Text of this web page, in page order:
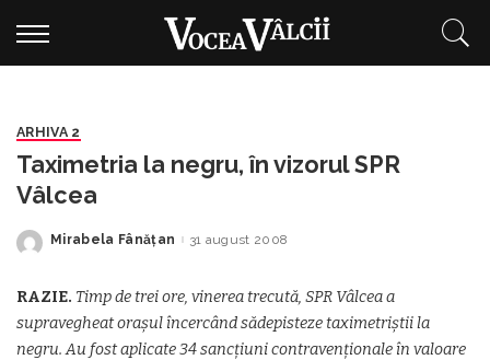
ARHIVA 2
Taximetria la negru, în vizorul SPR
Vâlcea
Posted
Mirabela Fânăţan 31 august 2008
RAZIE. Timp de trei ore, vinerea trecută, SPR Vâlcea a
supravegheat orașul încercând sădepisteze taximetriștii la
negru. Au fost aplicate 34 sancțiuni contravenționale în valoare